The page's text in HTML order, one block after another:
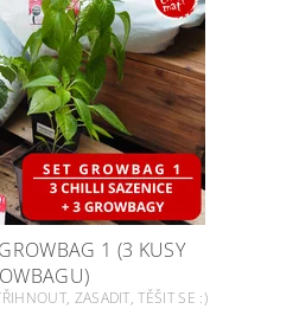
1 (3 KUSY
ZASADIT, TĚŠIT SE :)